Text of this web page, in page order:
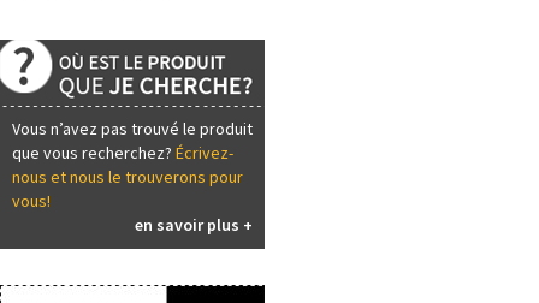
Vous n’avez pas trouvé le produit
que vous recherchez? Écrivez-
nous et nous le trouverons pour
vous!
en savoir plus +